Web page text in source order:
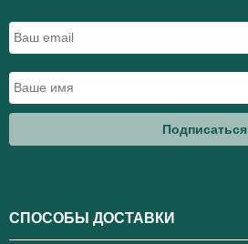
Подписаться
СПОСОБЫ ДОСТАВКИ